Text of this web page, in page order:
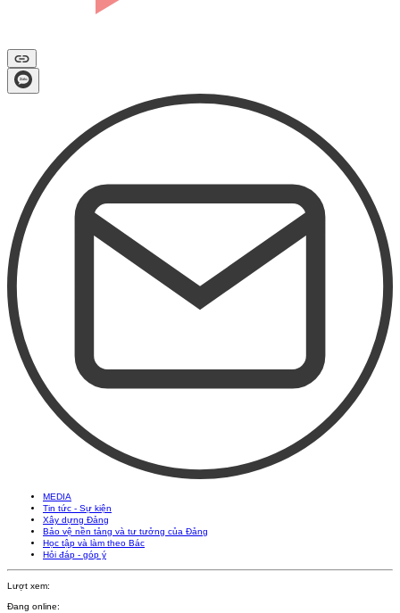
MEDIA
Tin tức - Sự kiện
Xây dựng Đảng
Bảo vệ nền tảng và tư tưởng của Đảng
Học tập và làm theo Bác
Hỏi đáp - góp ý
Lượt xem:
Đang online: